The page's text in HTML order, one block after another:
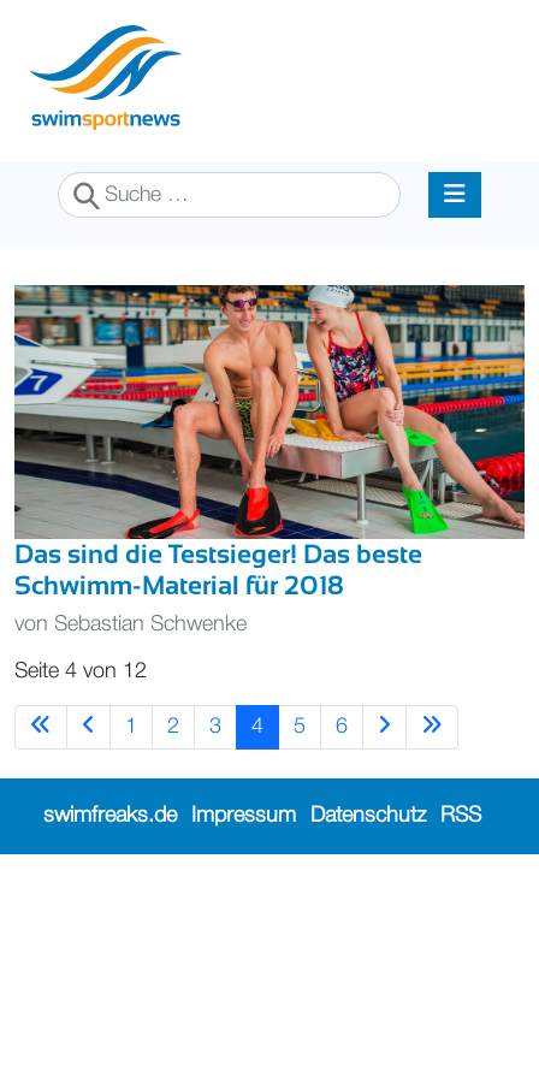
Suchen
Das sind die Testsieger! Das beste
Schwimm-Material für 2018
von Sebastian Schwenke
Seite 4 von 12
1 2 3 4 5 6
swimfreaks.de Impressum Datenschutz RSS